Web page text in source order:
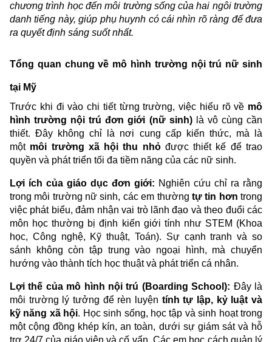
chương trình học đến môi trường sống của hai ngôi trường
danh tiếng này, giúp phụ huynh có cái nhìn rõ ràng để đưa
ra quyết định sáng suốt nhất.
Tổng quan chung về mô hình trường nội trú nữ sinh
tại Mỹ
Trước khi đi vào chi tiết từng trường, việc hiểu rõ về mô
hình trường nội trú đơn giới (nữ sinh)là vô cùng cần
thiết. Đây không chỉ là nơi cung cấp kiến thức, mà là
một môi trường xã hội thu nhỏđược thiết kế để trao
quyền và phát triển tối đa tiềm năng của các nữ sinh.
Lợi ích của giáo dục đơn giới: Nghiên cứu chỉ ra rằng
trong môi trường nữ sinh, các em thường tự tin hơn trong
việc phát biểu, đảm nhận vai trò lãnh đạo và theo đuổi các
môn học thường bị định kiến giới tính như STEM (Khoa
học, Công nghệ, Kỹ thuật, Toán). Sự cạnh tranh và so
sánh không còn tập trung vào ngoại hình, mà chuyển
hướng vào thành tích học thuật và phát triển cá nhân.
Lợi thế của mô hình nội trú (Boarding School): Đây là
môi trường lý tưởng để rèn luyện tính tự lập, kỷ luật và
kỹ năng xã hội. Học sinh sống, học tập và sinh hoạt trong
một cộng đồng khép kín, an toàn, dưới sự giám sát và hỗ
trợ 24/7 của giáo viên và cố vấn. Các em học cách quản lý